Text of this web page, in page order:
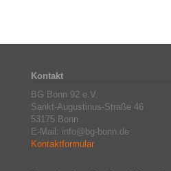
Kontakt
BG Bonn 92 e.V.
Sankt-Augustinus-Straße 46
53175 Bonn
E-Mail: info@bg-bonn.de
Kontaktformular